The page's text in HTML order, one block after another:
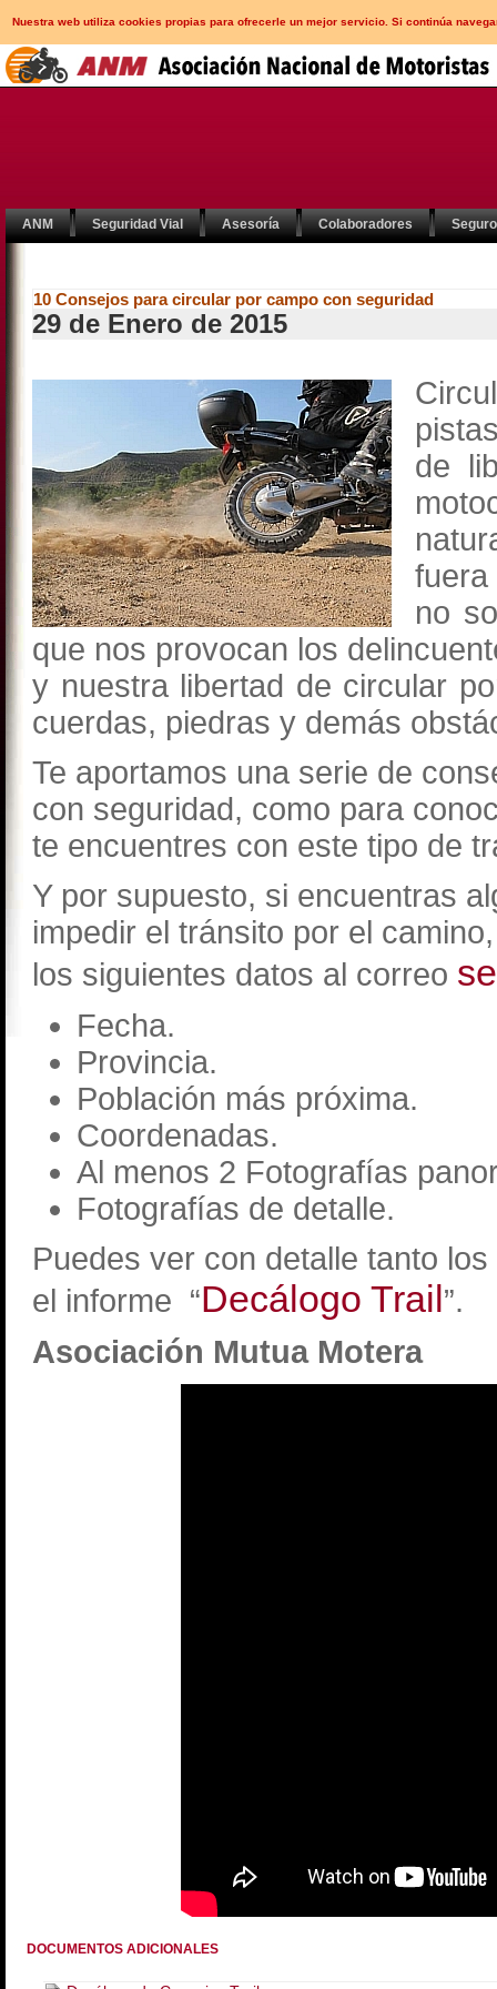
Nuestra web utiliza cookies propias para ofrecerle un mejor servicio. Si continúa
ANM Seguridad Vial Asesoría Colaboradores
10 Consejos para circular por campo con seguridad
29 de Enero de 2015
de
no
que nos provocan los
y nuestra libertad de circular
cuerdas, piedras y demás
Te aportamos una serie de
con seguridad, como para
te encuentres con este tipo de
Y por supuesto, si encuentras
impedir el tránsito por el
los siguientes datos al correo
Fecha.
Provincia.
Población más próxima.
Coordenadas.
Al menos 2 Fotografías
Fotografías de detalle.
Puedes ver con detalle tanto
el informe “Decálogo Trail”.
Asociación Mutua Motera
DOCUMENTOS ADICIONALES